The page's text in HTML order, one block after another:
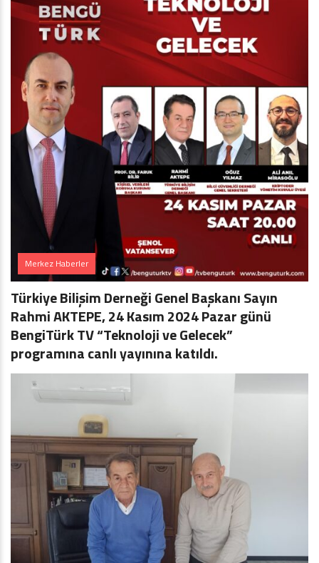
Merkez Haberler
Türkiye Bilişim Derneği Genel Başkanı Sayın
Rahmi AKTEPE, 24 Kasım 2024 Pazar günü
BengiTürk TV “Teknoloji ve Gelecek”
programına canlı yayınına katıldı.